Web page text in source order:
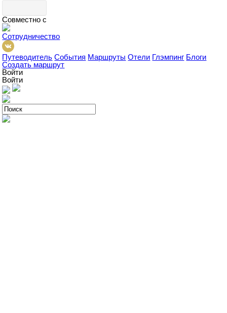
Совместно с
Сотрудничество
Путеводитель События Маршруты Отели Глэмпинг Блоги
Создать маршрут
Войти
Войти